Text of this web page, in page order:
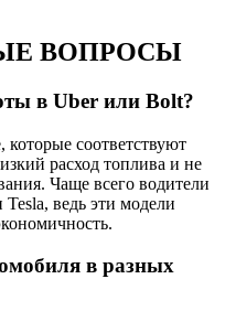
ВОПРОСЫ
в Uber или Bolt?
соответствуют
расход топлива и не
Чаще всего водители
ведь эти модели
в разных